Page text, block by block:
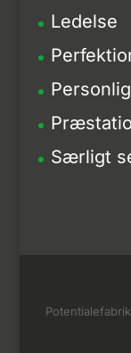
Ledelse
Særligt